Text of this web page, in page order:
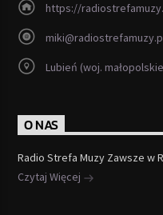
https://
Lubień (woj.
O NAS
Radio Strefa Muzy Zawsze w
Czytaj Więcej